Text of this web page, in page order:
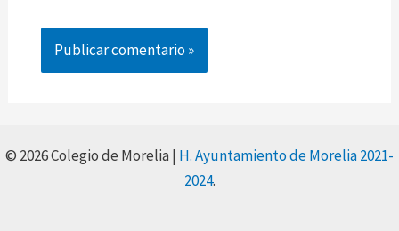
© 2026 Colegio de Morelia | H. Ayuntamiento de Morelia 2021-
2024.